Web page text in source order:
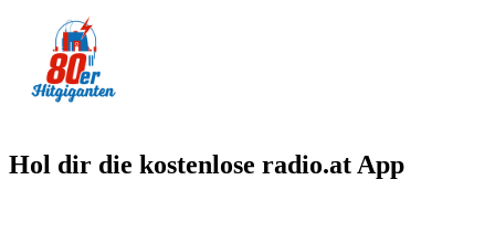
Hol dir die kostenlose radio.at App